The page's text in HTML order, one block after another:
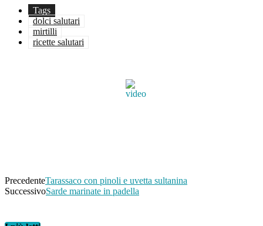
Tags
dolci salutari
mirtilli
ricette salutari
PrecedenteTarassaco con pinoli e uvetta sultanina
SuccessivoSarde marinate in padella